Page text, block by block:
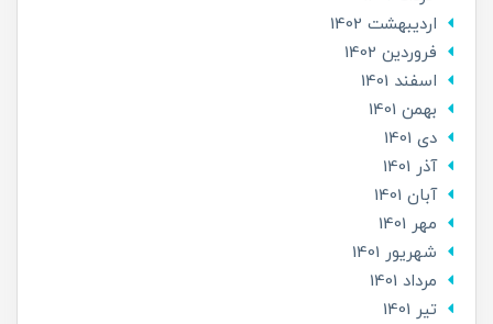
ارديبهشت 1402
فروردین 1402
اسفند 1401
بهمن 1401
دی 1401
آذر 1401
آبان 1401
مهر 1401
شهریور 1401
مرداد 1401
تير 1401